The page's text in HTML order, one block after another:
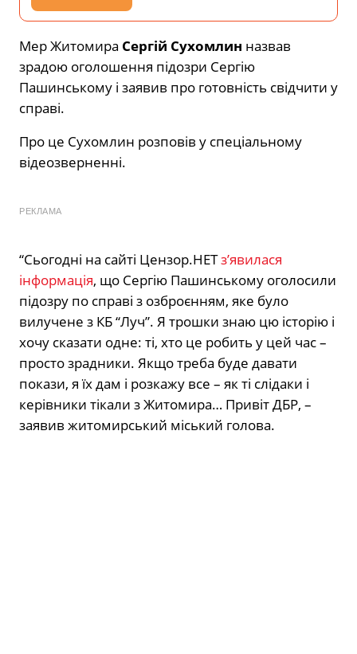
Мер Житомира Сергій Сухомлин назвав
зрадою оголошення підозри Сергію
Пашинському і заявив про готовність свідчити у
справі.
Про це Сухомлин розповів у спеціальному
відеозверненні.
РЕКЛАМА
“Сьогодні на сайті Цензор.НЕТз’явилася
інформація, що Сергію Пашинському оголосили
підозру по справі з озброєнням, яке було
вилучене з КБ “Луч”. Я трошки знаю цю історію і
хочу сказати одне: ті, хто це робить у цей час –
просто зрадники. Якщо треба буде давати
покази, я їх дам і розкажу все – як ті слідаки і
керівники тікали з Житомира… Привіт ДБР, –
заявив житомирський міський голова.